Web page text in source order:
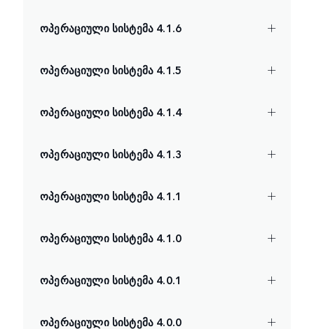
ოპერაციული სისტემა 4.1.6
ოპერაციული სისტემა 4.1.5
ოპერაციული სისტემა 4.1.4
ოპერაციული სისტემა 4.1.3
ოპერაციული სისტემა 4.1.1
ოპერაციული სისტემა 4.1.0
ოპერაციული სისტემა 4.0.1
ოპერაციული სისტემა 4.0.0